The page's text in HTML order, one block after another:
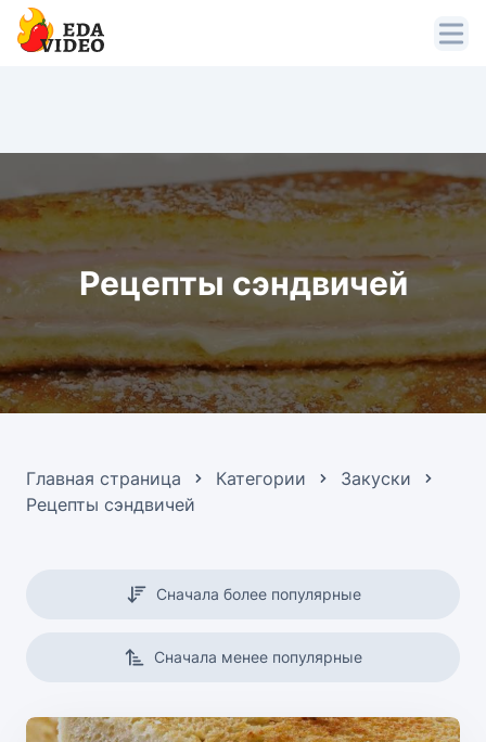
Рецепты сэндвичей
Главная страница Категории
Закуски
Рецепты сэндвичей
Сначала более популярные
Сначала менее популярные